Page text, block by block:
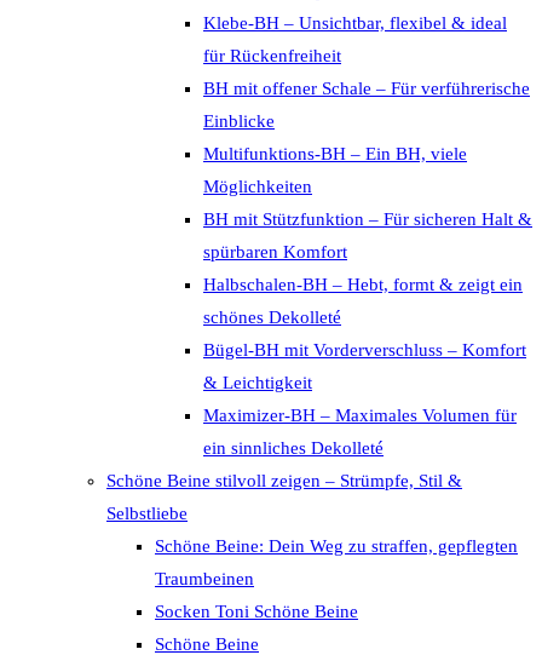
Klebe-BH – Unsichtbar, flexibel & ideal
für Rückenfreiheit
BH mit offener Schale – Für verführerische
Einblicke
Multifunktions-BH – Ein BH, viele
Möglichkeiten
BH mit Stützfunktion – Für sicheren Halt &
spürbaren Komfort
Halbschalen-BH – Hebt, formt & zeigt ein
schönes Dekolleté
Bügel-BH mit Vorderverschluss – Komfort
& Leichtigkeit
Maximizer-BH – Maximales Volumen für
ein sinnliches Dekolleté
Schöne Beine stilvoll zeigen – Strümpfe, Stil &
Selbstliebe
Schöne Beine: Dein Weg zu straffen, gepflegten
Traumbeinen
Socken Toni Schöne Beine
Schöne Beine